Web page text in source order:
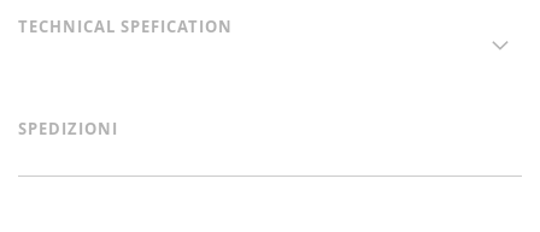
TECHNICAL SPEFICATION
SPEDIZIONI